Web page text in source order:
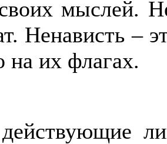
мыслей.
Ненависть –
на их флагах.